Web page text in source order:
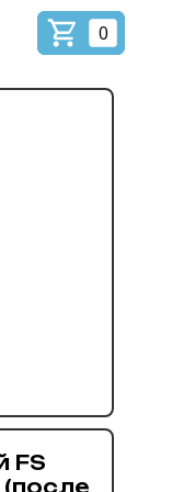
0
FS
(после